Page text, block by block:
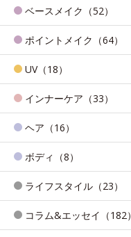
ベースメイク（52）
ポイントメイク（64）
UV（18）
インナーケア（33）
ヘア（16）
ボディ（8）
ライフスタイル（23）
コラム&エッセイ（182）